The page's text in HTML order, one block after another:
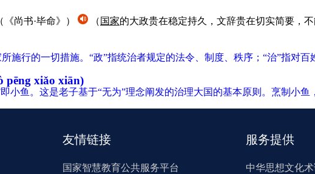
（《尚书·毕命》） （ 国家的大政贵在稳定持久，文辞贵在切实简要，不
施行的一切措施。“政”指统治者规定的法令、制度、秩序；“治”指对
pēng xiǎo xiān)
小鱼。这是老子基于“无为”理念阐发的治理大国的基本原则。烹制小
友情链接
国家智慧教育公共服务平台
服务提供
中华思想文化